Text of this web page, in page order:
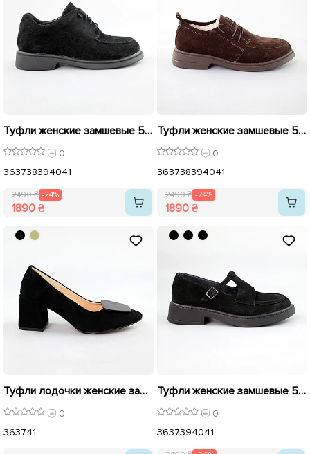
Туфли женские замшевые 591678 Черные распродажа
0
363738394041
2490 ₴ -24%
1890 ₴
Туфли женские замшевые 591660 Коричневые распродажа
0
363738394041
2490 ₴ -24%
1890 ₴
Туфли лодочки женские замшевые 586634 Черные
0
363741
Туфли женские замшевые 591356 Черные распродажа
0
3637394041